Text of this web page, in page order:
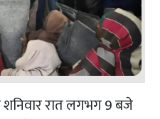
शनिवार रात लगभग 9 बजे